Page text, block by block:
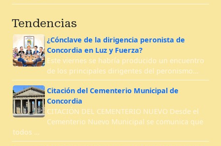
Tendencias
¿Cónclave de la dirigencia peronista de
Concordia en Luz y Fuerza?
Este viernes se habría producido un encuentro
de los principales dirigentes del peronismo…
Citación del Cementerio Municipal de
Concordia
CITACIÓN DEL CEMENTERIO NUEVO Desde el
Cementerio Nuevo Municipal se comunica que
todos …